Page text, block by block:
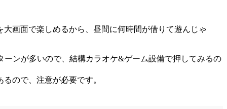
画面で楽しめるから、昼間に何時間が借りて遊んじゃ
ンが多いので、結構カラオケ&ゲーム設備で押してみるの
ので、注意が必要です。